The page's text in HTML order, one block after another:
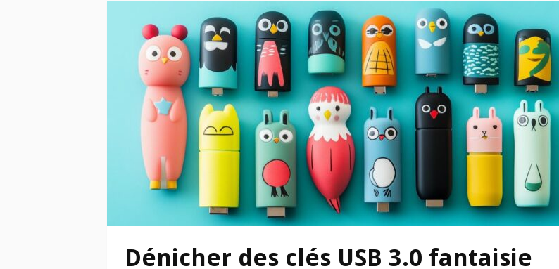
Dénicher des clés USB 3.0 fantaisie